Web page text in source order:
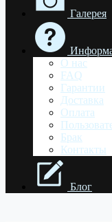
Галерея
О нас
FAQ
Гарантии
Доставка
Оплата
Брак
Контакты
Блог